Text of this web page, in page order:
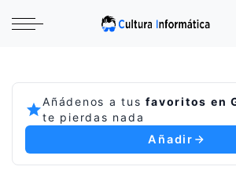
Añádenos a tusfavoritos en
te pierdas nada
Añadir